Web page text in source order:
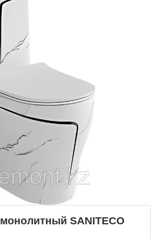
SANITECO